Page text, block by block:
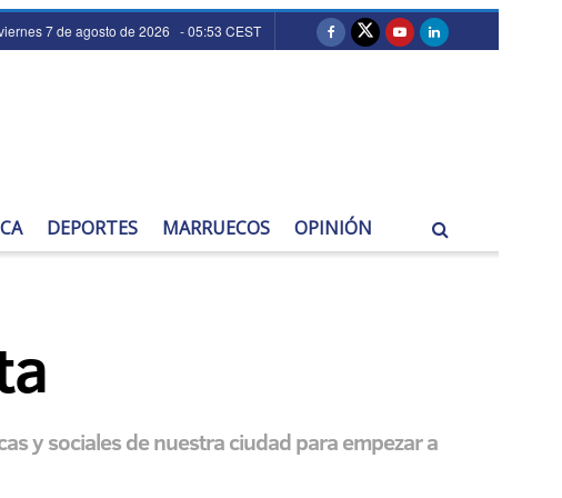
7 de agosto de 2026 - 05:53 CEST
DEPORTES MARRUECOS OPINIÓN
y sociales de nuestra ciudad para empezar a